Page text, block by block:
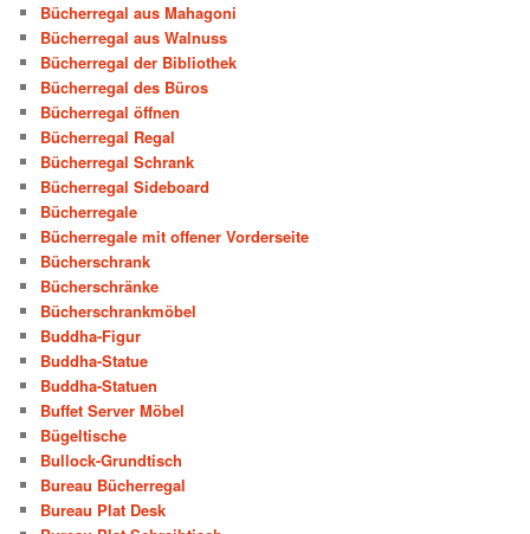
Bücherregal aus Mahagoni
Bücherregal aus Walnuss
Bücherregal der Bibliothek
Bücherregal des Büros
Bücherregal öffnen
Bücherregal Regal
Bücherregal Schrank
Bücherregal Sideboard
Bücherregale
Bücherregale mit offener Vorderseite
Bücherschrank
Bücherschränke
Bücherschrankmöbel
Buddha-Figur
Buddha-Statue
Buddha-Statuen
Buffet Server Möbel
Bügeltische
Bullock-Grundtisch
Bureau Bücherregal
Bureau Plat Desk